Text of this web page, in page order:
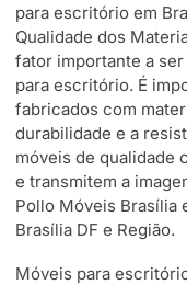
para escritório em
Qualidade dos
fator importante a
para escritório. É
fabricados com
durabilidade e a
móveis de qualidade
e transmitem a
Pollo Móveis Brasília
Brasília DF e Região.
Móveis para